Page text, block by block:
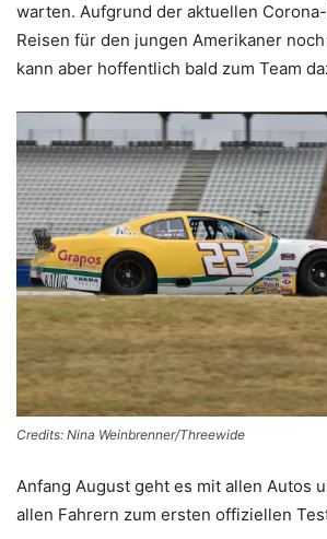
warten. Aufgrund der aktuellen
Reisen für den jungen Amerikaner
kann aber hoffentlich bald zum Team
Credits: Nina Weinbrenner/Threewide
Anfang August geht es mit allen Autos
allen Fahrern zum ersten offiziellen